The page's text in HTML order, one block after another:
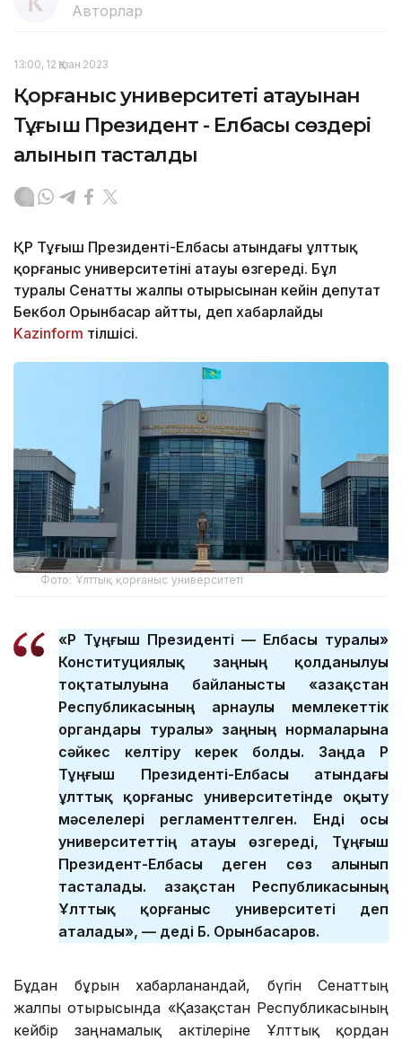
Авторлар
13:00, 12 Қазан 2023
Қорғаныс университеті атауынан
Тұңғыш Президент - Елбасы сөздері
алынып тасталды
ҚР Тұңғыш Президенті-Елбасы атындағы ұлттық
қорғаныс университетінің атауы өзгереді. Бұл
туралы Сенаттың жалпы отырысынан кейін депутат
Бекбол Орынбасар айтты, деп хабарлайды
Kazinform тілшісі.
Фото: Ұлттық қорғаныс университеті
«ҚР Тұңғыш Президенті — Елбасы туралы»
Конституциялық заңның қолданылуы
тоқтатылуына байланысты «Қазақстан
Республикасының арнаулы мемлекеттік
органдары туралы» заңның нормаларына
сәйкес келтіру керек болды. Заңда ҚР
Тұңғыш Президенті-Елбасы атындағы
ұлттық қорғаныс университетінде оқыту
мәселелері регламенттелген. Енді осы
университеттің атауы өзгереді, Тұңғыш
Президент-Елбасы деген сөз алынып
тасталады. Қазақстан Республикасының
Ұлттық қорғаныс университеті деп
аталады», — деді Б. Орынбасаров.
Бұдан бұрын хабарланғандай, бүгін Сенаттың
жалпы отырысында «Қазақстан Республикасының
кейбір заңнамалық актілеріне Ұлттық қордан